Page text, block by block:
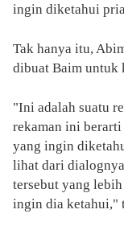
ingin diketahui
Tak hanya itu,
dibuat Baim untuk
"Ini adalah suatu
rekaman ini
yang ingin
lihat dari
tersebut yang
ingin dia ketahui,"